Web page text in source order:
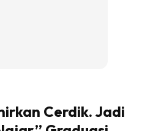
Cerdik. Jadi